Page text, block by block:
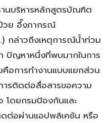
นบริหารหลักสูตรบัณฑิต
ย อึ๊งภากรณ์
กล่าวถึงเหตุการณ์น้ำท่วม
ปัญหาหนึ่งที่พบมากในการ
อการทำงานแบบแยกส่วน
ารติดต่อสื่อสารขอความ
โดยกรมป้องกันและ
ต่อผ่านแอปพลิเคชัน หรือ